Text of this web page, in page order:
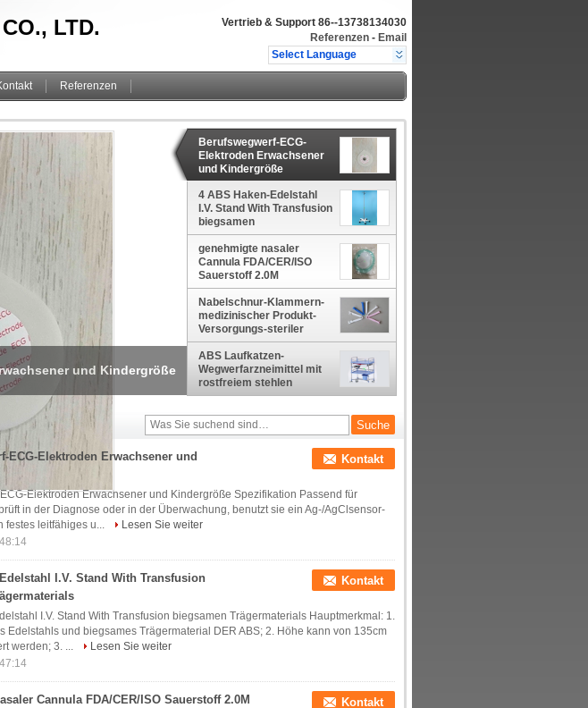
LTD. Vertrieb & Support 86--13738134030
Referenzen - Email
Select Language
Referenzen
Transfusion biegsamen
Berufswegwerf-ECG-
Elektroden Erwachsener
und Kindergröße
4 ABS Haken-Edelstahl
I.V. Stand With Transfusion
biegsamen
Trägermaterials
genehmigte nasaler
Cannula FDA/CER/ISO
Sauerstoff 2.0M
Wegwerfarzneimittel
PVCs
Nabelschnur-Klammern-
medizinischer Produkt-
Versorgungs-steriler
Wegwerfplastik
ABS Laufkatzen-
Wegwerfarzneimittel mit
rostfreiem stehlen
Framefor-Behandlung im
(32)
ECG-Elektroden Erwachsener und
Kontakt
Elektroden Erwachsener und Kindergröße Spezifikation Passend für
in der Diagnose oder in der Überwachung, benutzt sie ein Ag-/AgClsensor-
festes leitfähiges u...
Lesen Sie weiter
I.V. Stand With Transfusion
Kontakt
I.V. Stand With Transfusion biegsamen Trägermaterials Hauptmerkmal: 1.
Edelstahls und biegsames Trägermaterial DER ABS; 2. Höhe kann von 135cm
werden; 3. ...
Lesen Sie weiter
Cannula FDA/CER/ISO Sauerstoff 2.0M
Kontakt